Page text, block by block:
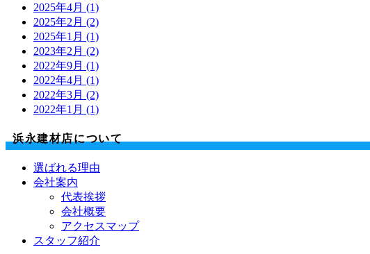
2025年4月 (1)
2025年2月 (2)
2025年1月 (1)
2023年2月 (2)
2022年9月 (1)
2022年4月 (1)
2022年3月 (2)
2022年1月 (1)
浜永建材店について
選ばれる理由
会社案内
代表挨拶
会社概要
アクセスマップ
スタッフ紹介